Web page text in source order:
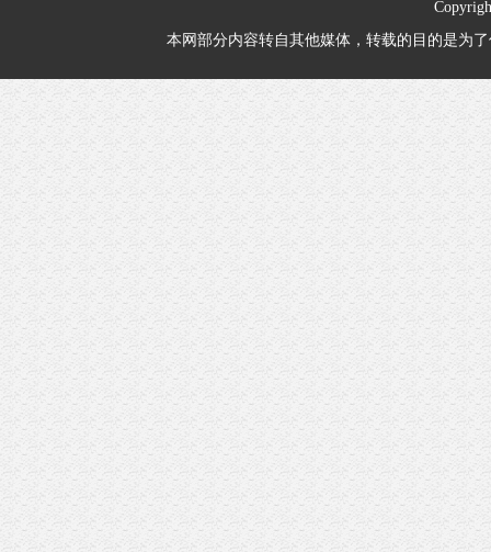
本网部分内容转自其他媒体，转载的目的是为